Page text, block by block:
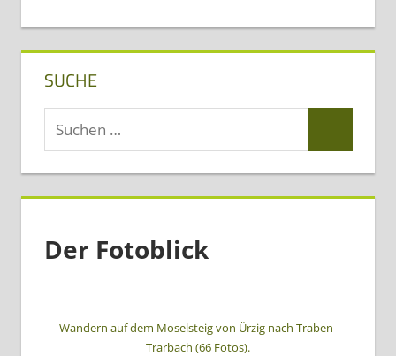
SUCHE
Suchen
nach:
Der Fotoblick
Wandern auf dem Moselsteig von Ürzig nach Traben-
Trarbach (66 Fotos).